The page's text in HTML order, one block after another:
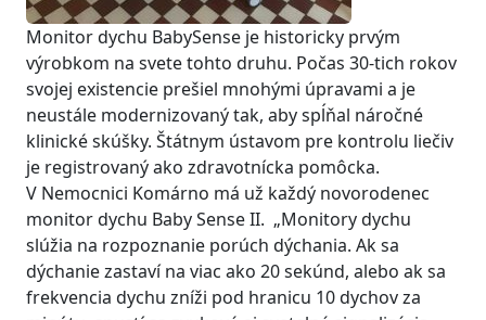
Monitor dychu BabySense je historicky prvým
výrobkom na svete tohto druhu. Počas 30-tich rokov
svojej existencie prešiel mnohými úpravami a je
neustále modernizovaný tak, aby spĺňal náročné
klinické skúšky. Štátnym ústavom pre kontrolu liečiv
je registrovaný ako zdravotnícka pomôcka.
V Nemocnici Komárno má už každý novorodenec
monitor dychu Baby Sense II. „Monitory dychu
slúžia na rozpoznanie porúch dýchania. Ak sa
dýchanie zastaví na viac ako 20 sekúnd, alebo ak sa
frekvencia dychu zníži pod hranicu 10 dychov za